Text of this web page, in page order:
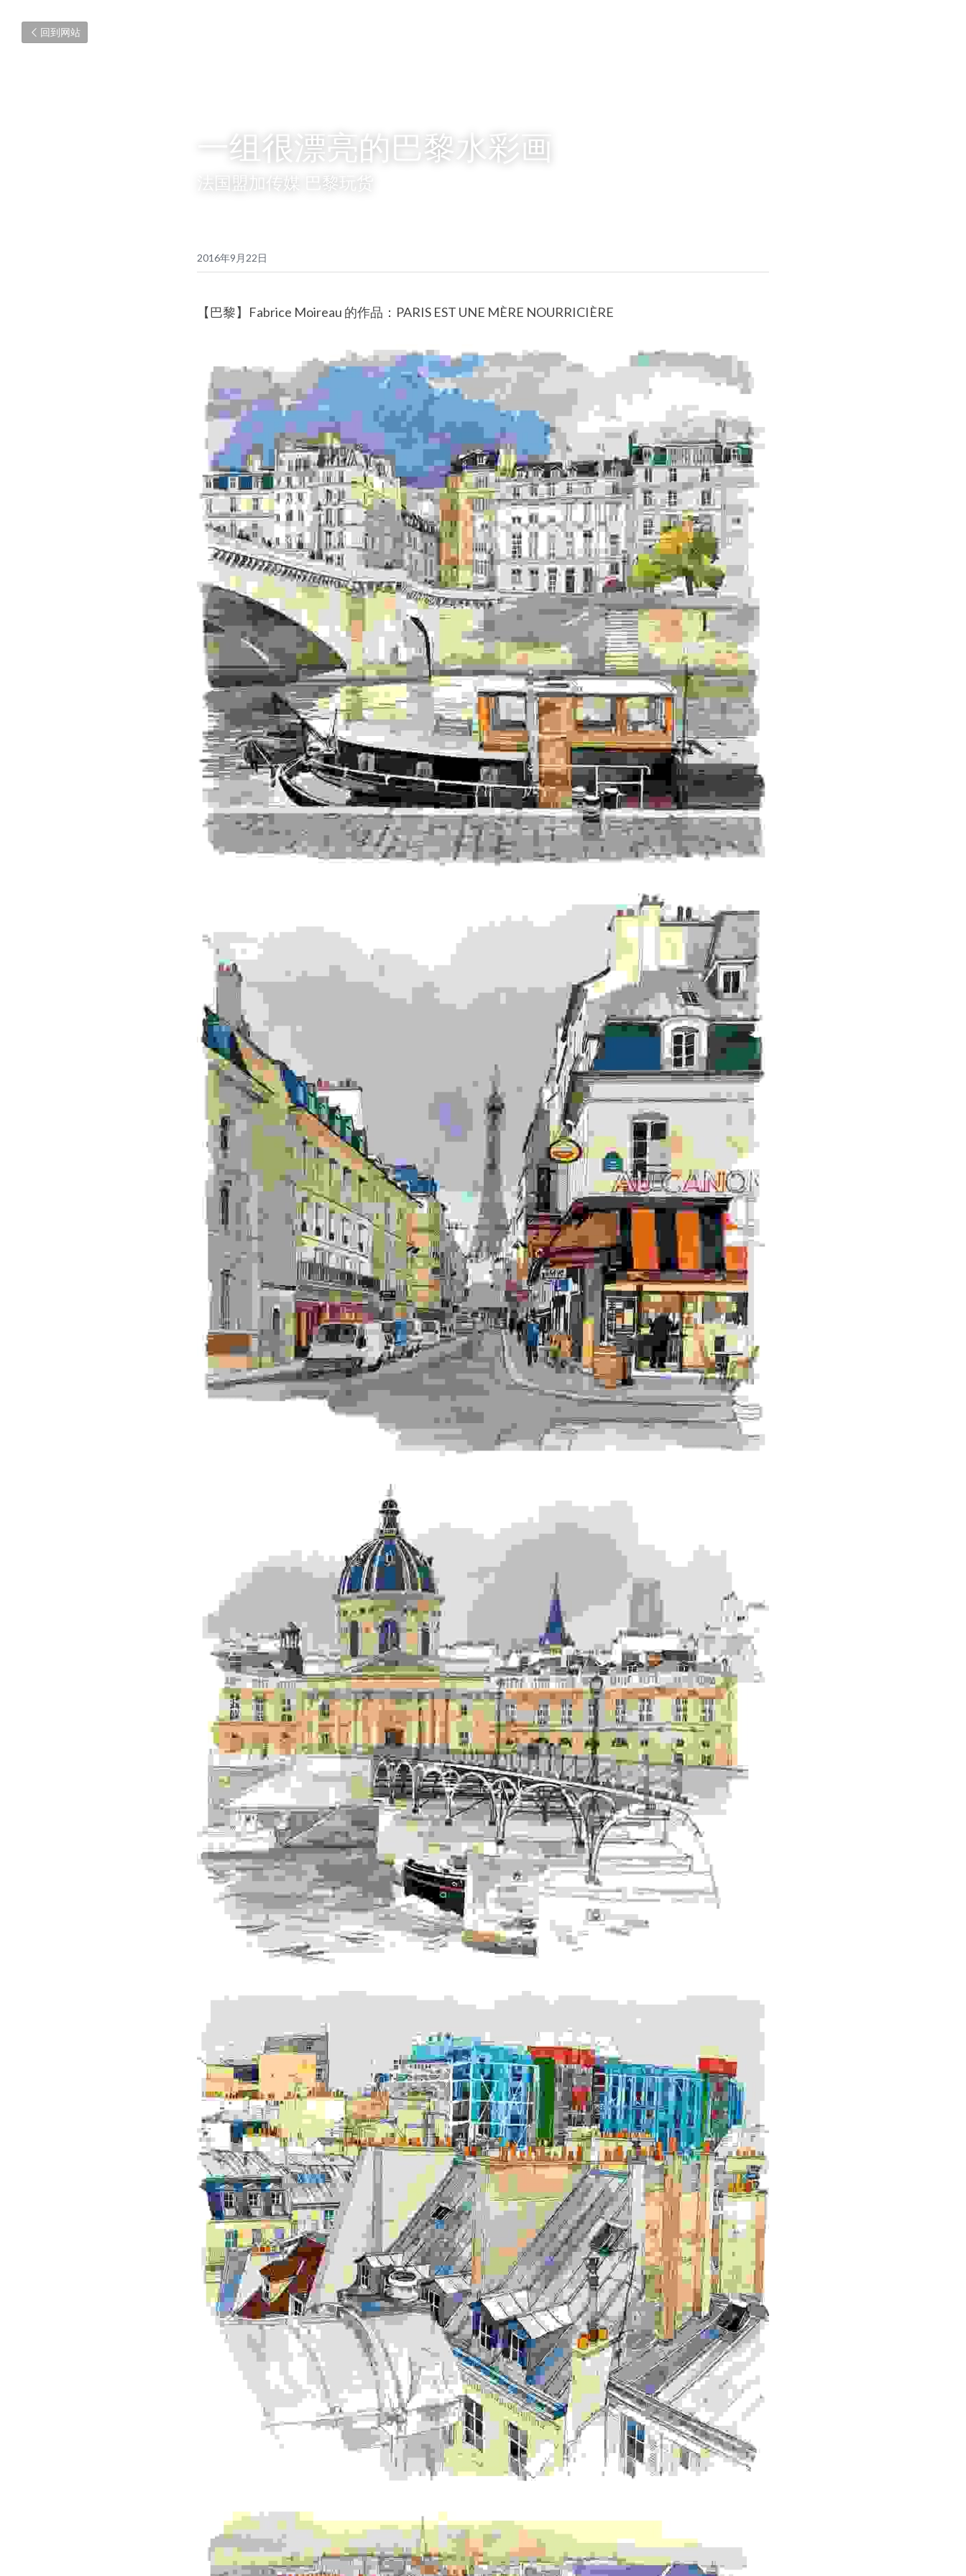
回到网站
一组很漂亮的巴黎水彩画
法国盟加传媒 巴黎玩货
2016年9月22日
【巴黎】Fabrice Moireau 的作品：PARIS EST UNE MÈRE NOURRICIÈRE